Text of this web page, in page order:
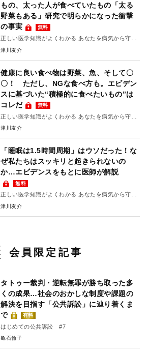
もの、太った人が食べていたもの「太る
野菜もある」研究で明らかになった衝撃
の事実
無料
正しい医学知識がよくわかる あなたを病気から守る
10のルール #7
津川友介
健康に良い食べ物は野菜、魚、そして〇
〇！ ただし、NGな食べ方も。エビデン
スに基づいた“積極的に食べたいもの”は
コレだ
無料
正しい医学知識がよくわかる あなたを病気から守る
10のルール #6
津川友介
「睡眠は1.5時間周期」はウソだった！な
ぜ私たちはスッキリと起きられないの
か…エビデンスをもとに医師が解説
無料
正しい医学知識がよくわかる あなたを病気から守る
10のルール #5
津川友介
会員限定記事
タトゥー裁判・逆転無罪が勝ち取った多
くの成果…社会のおかしな制度や課題の
解決を目指す「公共訴訟」に辿り着くま
で
有料
はじめての公共訴訟 #7
亀石倫子